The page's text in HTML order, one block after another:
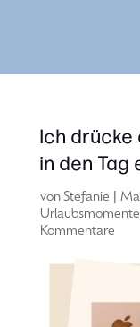
Ich drücke
in den Tag
vonStefanie |
Urlaubsmomente
Kommentare